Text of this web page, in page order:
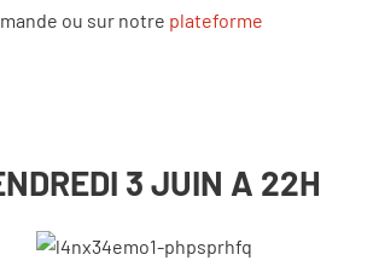
ou sur notre plateforme
3 JUIN A 22H